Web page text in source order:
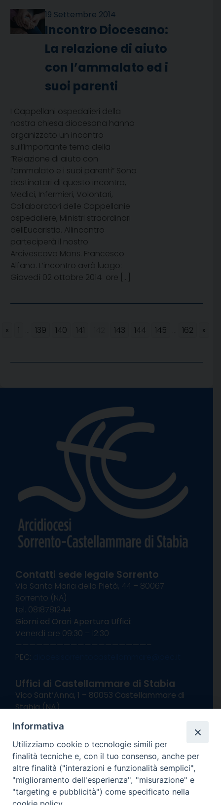
19 Settembre 2014
Incontro Diocesano:
La relazione di aiuto
con l’ammalato ed i
suoi parenti
I Cappellani ospedalieri della
nostra chiesa diocesana hanno
organizzato un incontro
sull’importante tema della
“Relazione di aiuto con
l’ammalato e i suoi parenti” Sono
destinatari di questo incontro,
Medici, Infermieri, Volontari,
Collaboratori delle Cappellanie
ospedaliere, Ministri straordinari
dellEucaristia. Allincontro
parteciperà il nostro
Arcivescovo Mons. Francesco
Alfano. L’incontro avrà luogo:
Giovedì 02 ottobre 2014  ore […]
« 1 139 140 141 143 144 145 162 »
Contatti sede legale Sorrento
Via Santa Maria della Pietà, 44 – 80067
Sorrento (NA)
tel. 0818781244
Giorni ed Orari Apertura Uffici:
Venerdì ore 09:30 – 12:30
———————————————————–
PEC:
Uffici di Castellammare di Stabia
Vico Sant’Anna, 1 – 80053 Castellammare di
Stabia (NA)
Giorni ed Orari Apertura Uffici:
Lunedì e Mercoledì ore 09:00 – 13:00
Uffici Matrimoni:
Lunedì e Mercoledì ore 09:30 – 12:30
seguici su
Informativa
Utilizziamo cookie o tecnologie simili per
finalità tecniche e, con il tuo consenso, anche per
altre finalità ("interazioni e funzionalità semplici",
"miglioramento dell'esperienza", "misurazione" e
"targeting e pubblicità") come specificato nella